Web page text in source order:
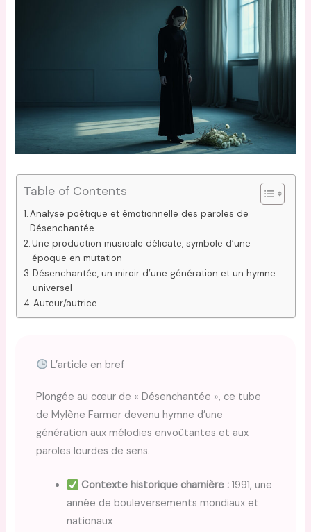
Table of Contents
Analyse poétique et émotionnelle des paroles de
Désenchantée
Une production musicale délicate, symbole d’une
époque en mutation
Désenchantée, un miroir d’une génération et un hymne
universel
Auteur/autrice
L’article en bref
Plongée au cœur de « Désenchantée », ce tube
de Mylène Farmer devenu hymne d’une
génération aux mélodies envoûtantes et aux
paroles lourdes de sens.
Contexte historique charnière :1991, une
année de bouleversements mondiaux et
nationaux